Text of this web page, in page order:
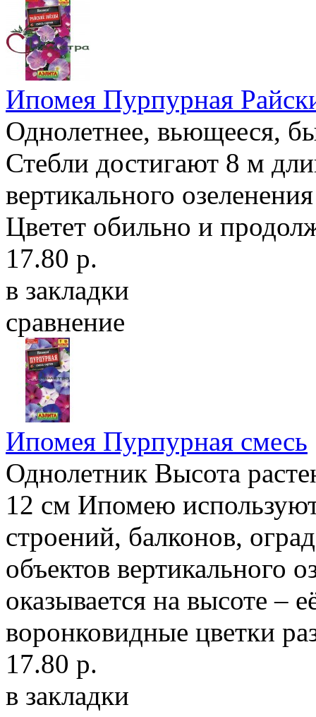
Ипомея Пурпурная
Однолетнее, вьющееся,
Стебли достигают 8 м
вертикального
Цветет обильно и
17.80 р.
в закладки
сравнение
Ипомея Пурпурная смесь
Однолетник Высота
12 см Ипомею
строений, балконов,
объектов вертикального
оказывается на высоте –
воронковидные цветки
17.80 р.
в закладки